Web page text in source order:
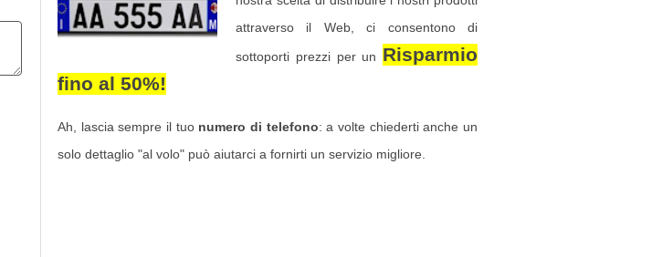
attraverso il Web, ci consentono di
sottoporti prezzi per un Risparmio
fino al 50%!
Ah, lascia sempre il tuo numero di telefono: a volte chiederti anche un
solo dettaglio "al volo" può aiutarci a fornirti un servizio migliore.